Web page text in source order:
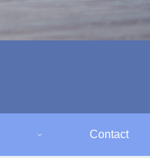
Contact